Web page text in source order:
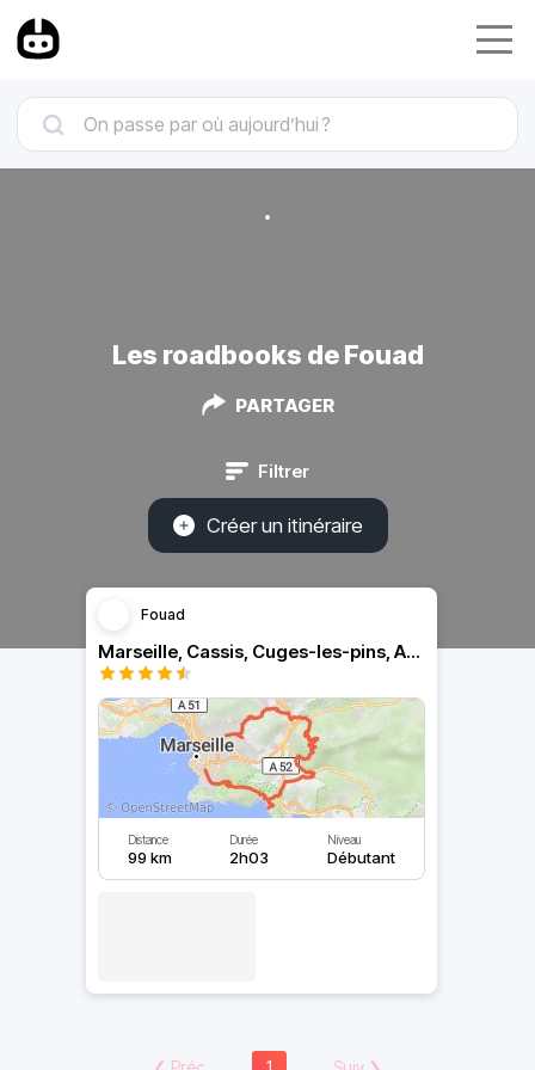
Les roadbooks de Fouad
PARTAGER
Filtrer
Créer un itinéraire
Fouad
Marseille, Cassis, Cuges-les-pins, Auriol, Allauch
Distance
99 km
Durée
2h03
Niveau
Débutant